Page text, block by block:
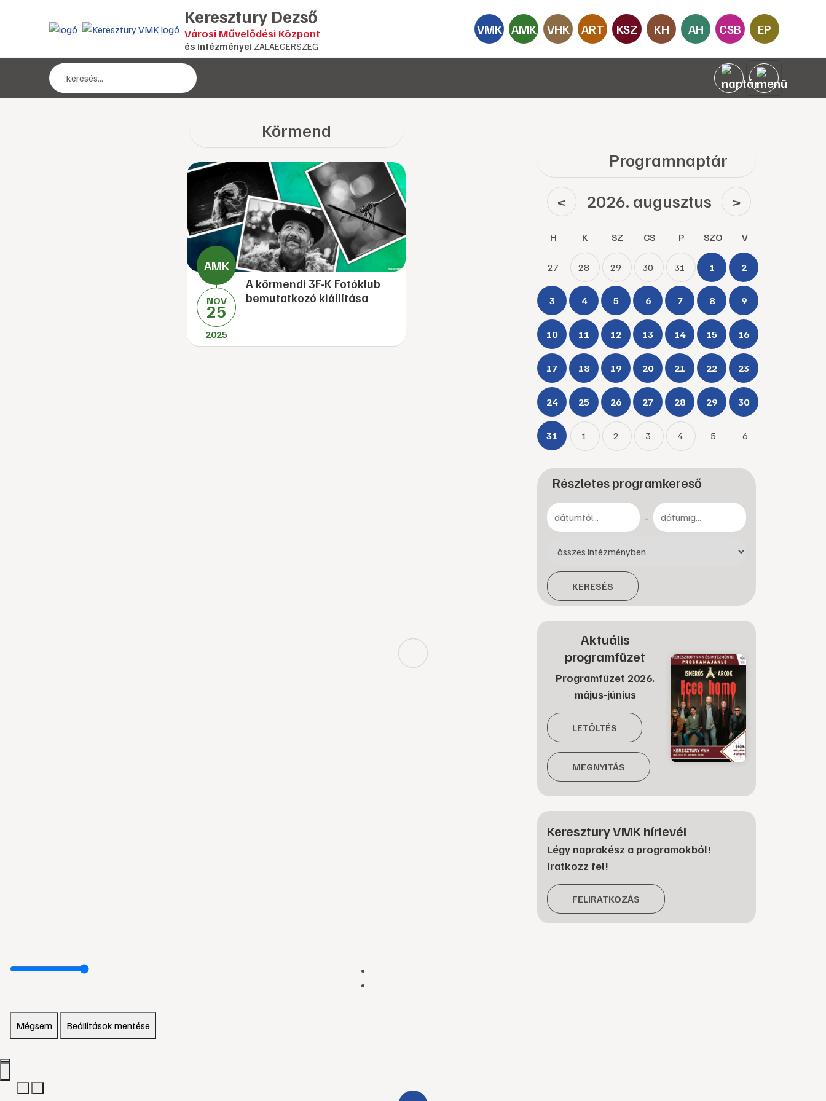
Keresztury Dezső
Városi Művelődési Központ
és intézményei ZALAEGERSZEG
VMK AMK VHK ART KSZ KH AH CSB EP
Körmend
NOV
25
2025
A körmendi 3F-K Fotóklub
bemutatkozó kiállítása
Programnaptár
< 2026. augusztus >
H K SZ CS P SZO V
27 28 29 30 31 1 2
3 4 5 6 7 8 9
10 11 12 13 14 15 16
17 18 19 20 21 22 23
24 25 26 27 28 29 30
31 1 2 3 4 5 6
Részletes programkereső
-
KERESÉS
Aktuális
programfüzet
Programfüzet 2026.
május-június
LETÖLTÉS
MEGNYITÁS
Keresztury VMK hírlevél
Légy naprakész a programokból!
Iratkozz fel!
FELIRATKOZÁS
Mégsem Beállítások mentése